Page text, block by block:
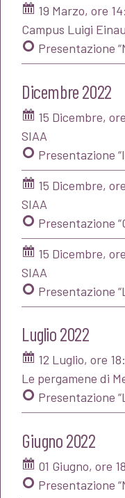
19 Marzo, ore
Campus Luigi
Presentazione
Dicembre 2022
15 Dicembre,
SIAA
Presentazione
15 Dicembre,
SIAA
Presentazione
15 Dicembre,
SIAA
Presentazione
Luglio 2022
12 Luglio, ore
Le pergamene di
Presentazione
Giugno 2022
01 Giugno, ore
Presentazione